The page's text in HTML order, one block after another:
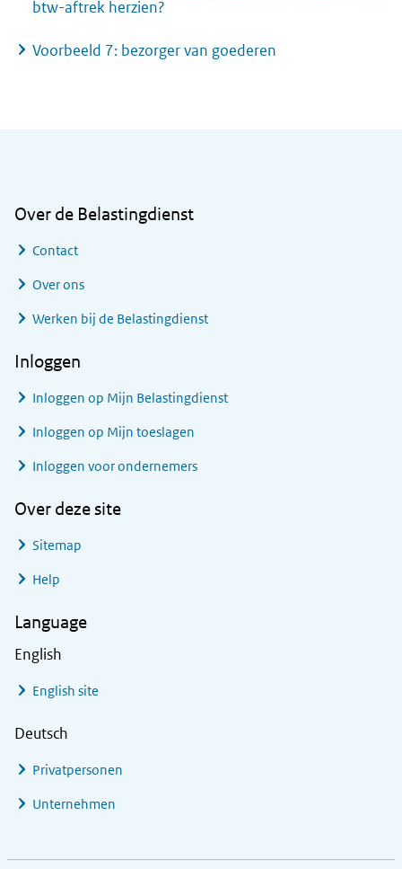
btw-aftrek herzien?
Voorbeeld 7: bezorger van goederen
Over de Belastingdienst
Contact
Over ons
Werken bij de Belastingdienst
Inloggen
Inloggen op Mijn Belastingdienst
Inloggen op Mijn toeslagen
Inloggen voor ondernemers
Over deze site
Sitemap
Help
Language
English
English site
Deutsch
Privatpersonen
Unternehmen